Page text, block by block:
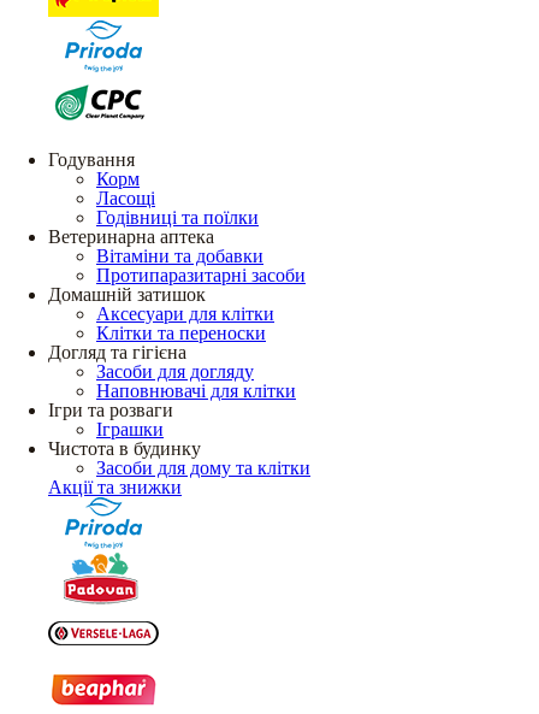
Годування
Корм
Ласощі
Годівниці та поїлки
Ветеринарна аптека
Вітаміни та добавки
Протипаразитарні засоби
Домашній затишок
Аксесуари для клітки
Клітки та переноски
Догляд та гігієна
Засоби для догляду
Наповнювачі для клітки
Ігри та розваги
Іграшки
Чистота в будинку
Засоби для дому та клітки
Акції та знижки